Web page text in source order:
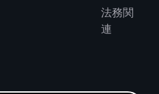
法務関
連